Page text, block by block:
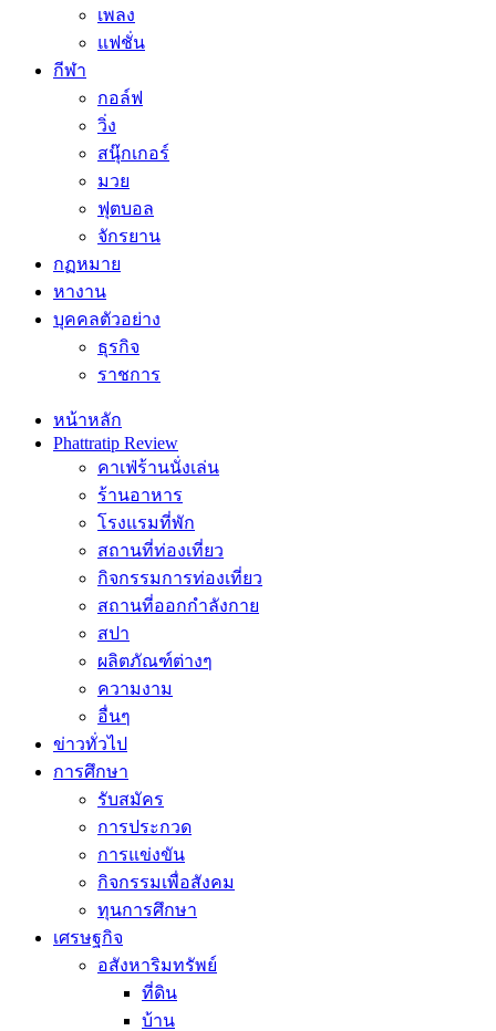
เพลง
แฟชั่น
กีฬา
กอล์ฟ
วิ่ง
สนุ๊กเกอร์
มวย
ฟุตบอล
จักรยาน
กฏหมาย
หางาน
บุคคลตัวอย่าง
ธุรกิจ
ราชการ
หน้าหลัก
Phattratip Review
คาเฟ่ร้านนั่งเล่น
ร้านอาหาร
โรงแรมที่พัก
สถานที่ท่องเที่ยว
กิจกรรมการท่องเที่ยว
สถานที่ออกกำลังกาย
สปา
ผลิตภัณฑ์ต่างๆ
ความงาม
อื่นๆ
ข่าวทั่วไป
การศึกษา
รับสมัคร
การประกวด
การแข่งขัน
กิจกรรมเพื่อสังคม
ทุนการศึกษา
เศรษฐกิจ
อสังหาริมทรัพย์
ที่ดิน
บ้าน